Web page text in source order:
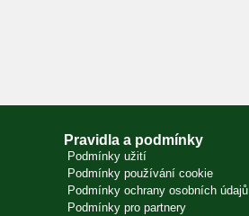
Pravidla a podmínky
Podmínky užití
Podmínky používání cookie
Podmínky ochrany osobních údajů
Podmínky pro partnery